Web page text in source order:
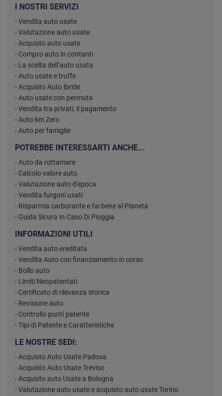
I NOSTRI SERVIZI
- Vendita auto usate
- Valutazione auto usate
- Acquisto auto usate
- Compro auto in contanti
- La scelta dell’auto usata
- Auto usate e truffe
- Acquisto Auto ibride
- Auto usate con permuta
- Vendita tra privati, il pagamento
- Auto km Zero
- Auto per famiglie
POTREBBE INTERESSARTI ANCHE...
- Auto da rottamare
- Calcolo valore auto
- Valutazione auto d'epoca
- Vendita furgoni usati
- Risparmia carburante e fai bene al Pianeta
- Guida Sicura In Caso Di Pioggia
INFORMAZIONI UTILI
- Vendita auto ereditata
- Vendita Auto con finanziamento in corso
- Bollo auto
- Limiti Neopatentati
- Certificato di rilevanza storica
- Revisione auto
- Controllo punti patente
- Tipi di Patente e Caratteristiche
LE NOSTRE SEDI:
- Acquisto Auto Usate Padova
- Acquisto Auto Usate Treviso
- Acquisto auto Usate a Bologna
- Valutazione auto usate e acquisto auto usate Torino